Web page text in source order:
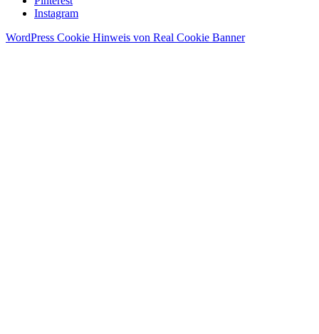
Instagram
WordPress Cookie Hinweis von Real Cookie Banner